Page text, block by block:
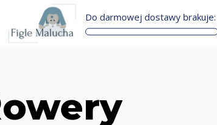
Do darmowej dostawy brakuje: